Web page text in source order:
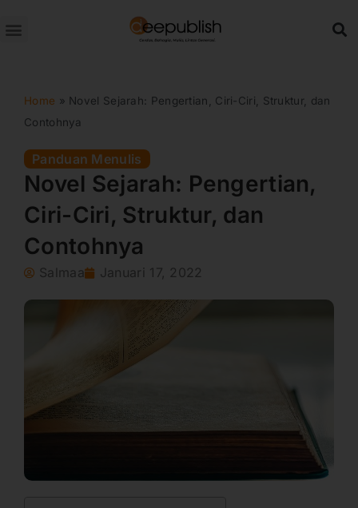
ke
Home » Novel Sejarah: Pengertian, Ciri-Ciri, Struktur, dan
Contohnya
Panduan Menulis
Novel Sejarah: Pengertian,
Ciri-Ciri, Struktur, dan
Contohnya
Salmaa Januari 17, 2022